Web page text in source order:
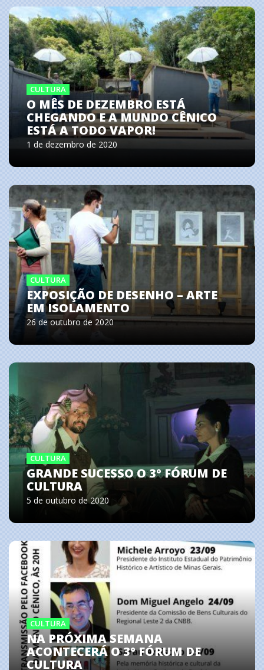
CULTURA
O MÊS DE DEZEMBRO ESTÁ
CHEGANDO E A MUNDO CÊNICO
ESTÁ A TODO VAPOR!
1 de dezembro de 2020
CULTURA
EXPOSIÇÃO DE DESENHO – ARTE
EM ISOLAMENTO
26 de outubro de 2020
CULTURA
GRANDE SUCESSO O 3º FÓRUM DE
CULTURA
5 de outubro de 2020
CULTURA
NA PRÓXIMA SEMANA
ACONTECERÁ O 3° FÓRUM DE
CULTURA